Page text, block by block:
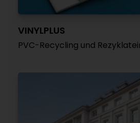
VINYLPLUS
PVC-Recycling und